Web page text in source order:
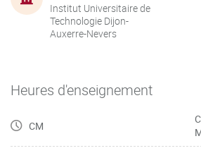
Institut Universitaire de
Technologie Dijon-
Auxerre-Nevers
Heures d'enseignement
CM